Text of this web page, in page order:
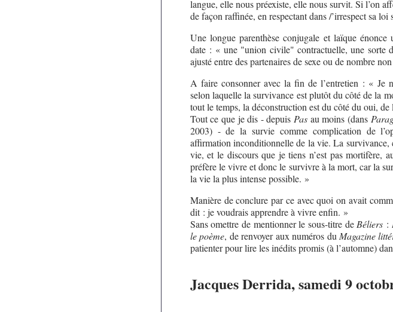
langue, elle nous préexiste, elle nous survit. Si l’on
de façon raffinée, en respectant dans /’irrespect sa loi
Une longue parenthèse conjugale et laïque
date : « une "union civile" contractuelle, une sorte
ajusté entre des partenaires de sexe ou de nombre
A faire consonner avec la fin de l’entretien : « Je
selon laquelle la survivance est plutôt du côté de la
tout le temps, la déconstruction est du côté du oui,
Tout ce que je dis - depuis Pas au moins (dans
2003) - de la survie comme complication de
affirmation inconditionnelle de la vie. La survivance,
vie, et le discours que je tiens n’est pas mortifère,
préfère le vivre et donc le survivre à la mort, car la
la vie la plus intense possible. »
Manière de conclure par ce avec quoi on avait
dit : je voudrais apprendre à vivre enfin. »
Sans omettre de mentionner le sous-titre de Béliers :
le poème, de renvoyer aux numéros du Magazine
patienter pour lire les inédits promis (à l’automne)
Jacques Derrida, samedi 9